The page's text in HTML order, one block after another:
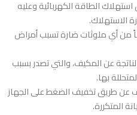
الطاقة الكهربائية وعليه
الاستهلاك.
من أي ملوثات ضارة تسبب أمراض
عن المكيف، والتي تصدر بسبب
بها.
عن طريق تخفيف الضغط على الجهاز
المتكررة.